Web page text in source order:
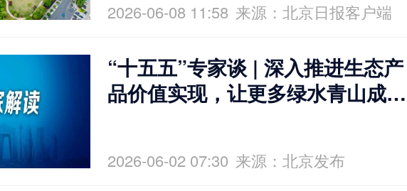
2026-06-08 11:58 来源：北京日报客户端
“十五五”专家谈 | 深入推进生态产
品价值实现，让更多绿水青山成为
2026-06-02 07:30 来源：北京发布